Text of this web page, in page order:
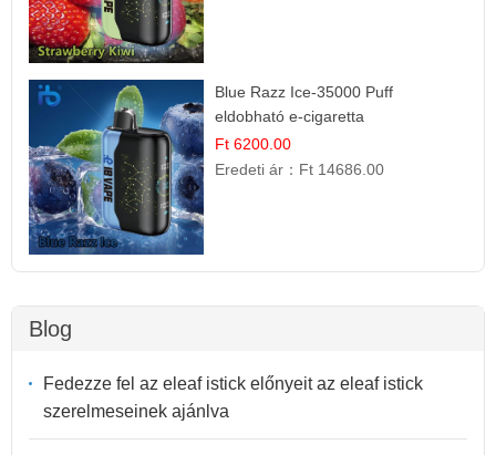
Blue Razz Ice-35000 Puff
eldobható e-cigaretta
Ft 6200.00
Eredeti ár： Ft 14686.00
Blog
Fedezze fel az eleaf istick előnyeit az eleaf istick
szerelmeseinek ajánlva